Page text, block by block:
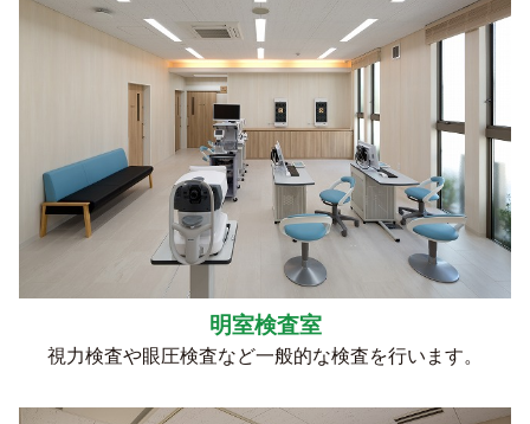
明室検査室
視力検査や眼圧検査など一般的な検査を行います。